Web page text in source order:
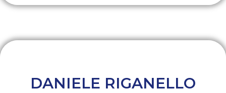
DANIELE RIGANELLO